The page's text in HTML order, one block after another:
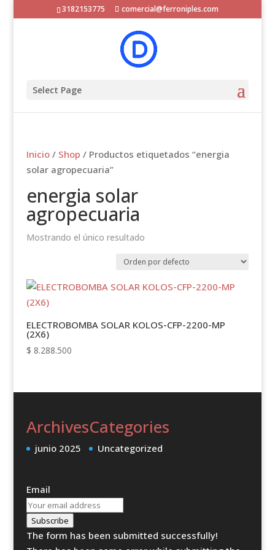
3182153775 comercial@ferroniples.com
Select Page
Inicio/ Shop / Productos etiquetados “energia
solar agropecuaria”
energia solar
agropecuaria
Mostrando el único resultado
ELECTROBOMBA SOLAR KOLOS-CFP-2200-MP
(2X6)
$ 8.288.500
Archives
junio 2025
Categories
Uncategorized
Email
Subscribe
The form has been submitted successfully!